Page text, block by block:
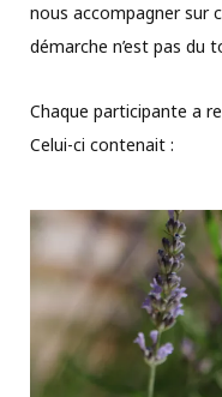
nous accompagner sur
démarche n’est pas du
Chaque participante a
Celui-ci contenait :